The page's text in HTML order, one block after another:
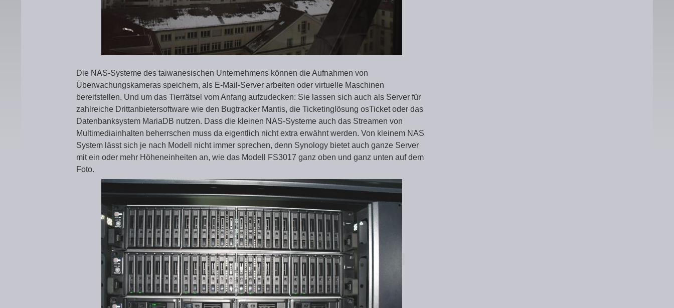
Die NAS-Systeme des taiwanesischen Unternehmens können die Aufnahmen von
Überwachungskameras speichern, als E-Mail-Server arbeiten oder virtuelle Maschinen
bereitstellen. Und um das Tierrätsel vom Anfang aufzudecken: Sie lassen sich auch als Server für
zahlreiche Drittanbietersoftware wie den Bugtracker Mantis, die Ticketinglösung osTicket oder das
Datenbanksystem MariaDB nutzen. Dass die kleinen NAS-Systeme auch das Streamen von
Multimediainhalten beherrschen muss da eigentlich nicht extra erwähnt werden. Von kleinem NAS
System lässt sich je nach Modell nicht immer sprechen, denn Synology bietet auch ganze Server
mit ein oder mehr Höheneinheiten an, wie das Modell FS3017 ganz oben und ganz unten auf dem
Foto.